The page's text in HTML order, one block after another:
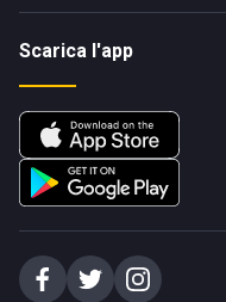
Scarica l'app